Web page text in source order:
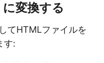
変換する
てHTMLファイルを
す: